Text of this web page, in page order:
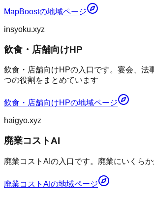
MapBoostの地域ページ
insyoku.xyz
飲食・店舗向けHP
飲食・店舗向けHPの入口です。宴会、法
つの役割をまとめています
飲食・店舗向けHPの地域ページ
haigyo.xyz
廃業コストAI
廃業コストAIの入口です。廃業にいくら
廃業コストAI の地域ページ